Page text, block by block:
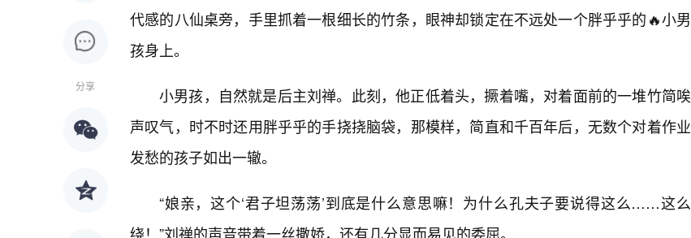
分享
代感的八仙桌旁，手里抓着一根细长的竹条，眼神却锁定在不远处一个胖乎乎的🔥小男
孩身上。
小男孩，自然就是后主刘禅。此刻，他正低着头，撅着嘴，对着面前的一堆竹简唉
声叹气，时不时还用胖乎乎的手挠挠脑袋，那模样，简直和千百年后，无数个对着作业
发愁的孩子如出一辙。
“娘亲，这个‘君子坦荡荡’到底是什么意思嘛！为什么孔夫子要说得这么……这么
绕！”刘禅的声音带着一丝撒娇，还有几分显而易见的委屈。